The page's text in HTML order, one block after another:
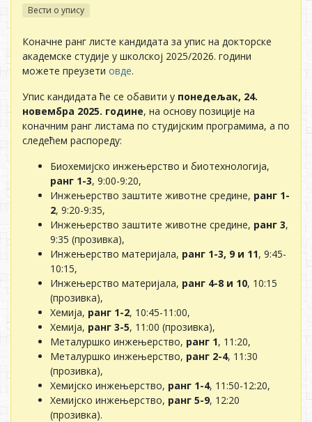
Вести о упису
Коначне ранг листе кандидата за упис на докторске
академске студије у школској 2025/2026. години
можете преузети овде.
Упис кандидата ће се обавити у понедељак, 24.
новембра 2025. године, на основу позиције на
коначним ранг листама по студијским програмима, а по
следећем распореду:
Биохемијско инжењерство и биотехнологија,
ранг 1-3, 9:00-9:20,
Инжењерство заштите животне средине, ранг 1-
2, 9:20-9:35,
Инжењерство заштите животне средине, ранг 3,
9:35 (прозивка),
Инжењерство материјала, ранг 1-3, 9 и 11, 9:45-
10:15,
Инжењерство материјала, ранг 4-8 и 10, 10:15
(прозивка),
Хемија, ранг 1-2, 10:45-11:00,
Хемија, ранг 3-5, 11:00 (прозивка),
Металуршко инжењерство, ранг 1, 11:20,
Металуршко инжењерство, ранг 2-4, 11:30
(прозивка),
Хемијско инжењерство, ранг 1-4, 11:50-12:20,
Хемијско инжењерство, ранг 5-9, 12:20
(прозивка).